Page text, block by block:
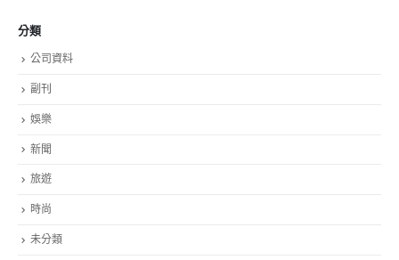
分類
公司資料
副刊
娛樂
新聞
旅遊
時尚
未分類